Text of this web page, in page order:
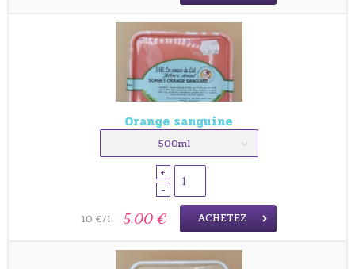
Orange sanguine
500ml
+
-
10 €/l 5.00 € ACHETEZ